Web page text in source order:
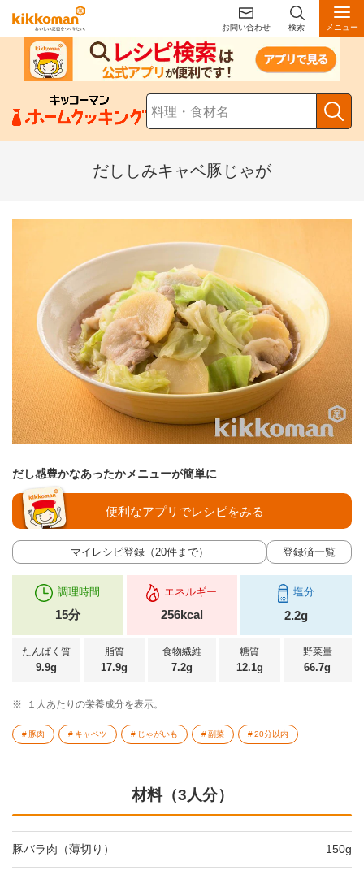
お問い合わせ 検索 メニュー
だししみキャベ豚じゃが
だし感豊かなあったかメニューが簡単に
マイレシピ登録（20件まで） 登録済一覧
便利なアプリでレシピをみる
調理時間
15分
エネルギー
256kcal
塩分
2.2g
たんぱく質
9.9g
脂質
17.9g
食物繊維
7.2g
糖質
12.1g
野菜量
66.7g
※ １人あたりの栄養成分を表示。
豚肉 キャベツ じゃがいも 副菜 20分以内
材料（3人分）
豚バラ肉（薄切り） 150g